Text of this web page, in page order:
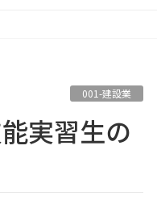
001-建設業